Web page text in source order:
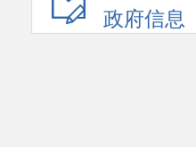
政府信息